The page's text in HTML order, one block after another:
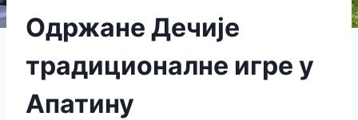
Одржане Дечије
традиционалне игре у
Апатину